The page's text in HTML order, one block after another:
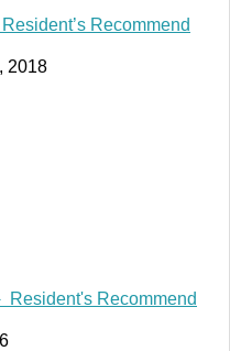
Recommend
2018
Resident's Recommend